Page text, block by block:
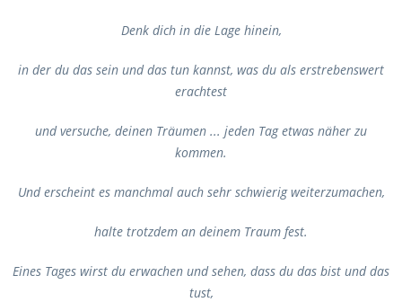
Denk dich in die Lage hinein,
in der du das sein und das tun kannst, was du als erstrebenswert
erachtest
und versuche, deinen Träumen ... jeden Tag etwas näher zu
kommen.
Und erscheint es manchmal auch sehr schwierig weiterzumachen,
halte trotzdem an deinem Traum fest.
Eines Tages wirst du erwachen und sehen, dass du das bist und das
tust,